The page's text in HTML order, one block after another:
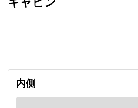
内側